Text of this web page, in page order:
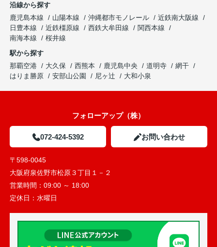
沿線から探す
鹿児島本線
山陽本線 沖縄都市モノレール
近鉄南大阪線
日豊本線
近鉄橿原線 西鉄大牟田線
関西本線
南海本線
桜井線
駅から探す
那覇空港
大久保 西熊本 鹿児島中央 道明寺
網干
はりま勝原
安部山公園 尼ヶ辻 大和小泉
フォローアップ（株）
072-424-5392 お問い合わせ
〒598-0045
大阪府泉佐野市松原３丁目１－２
営業時間： 09:00 ～ 18:00
定休日： 水曜日